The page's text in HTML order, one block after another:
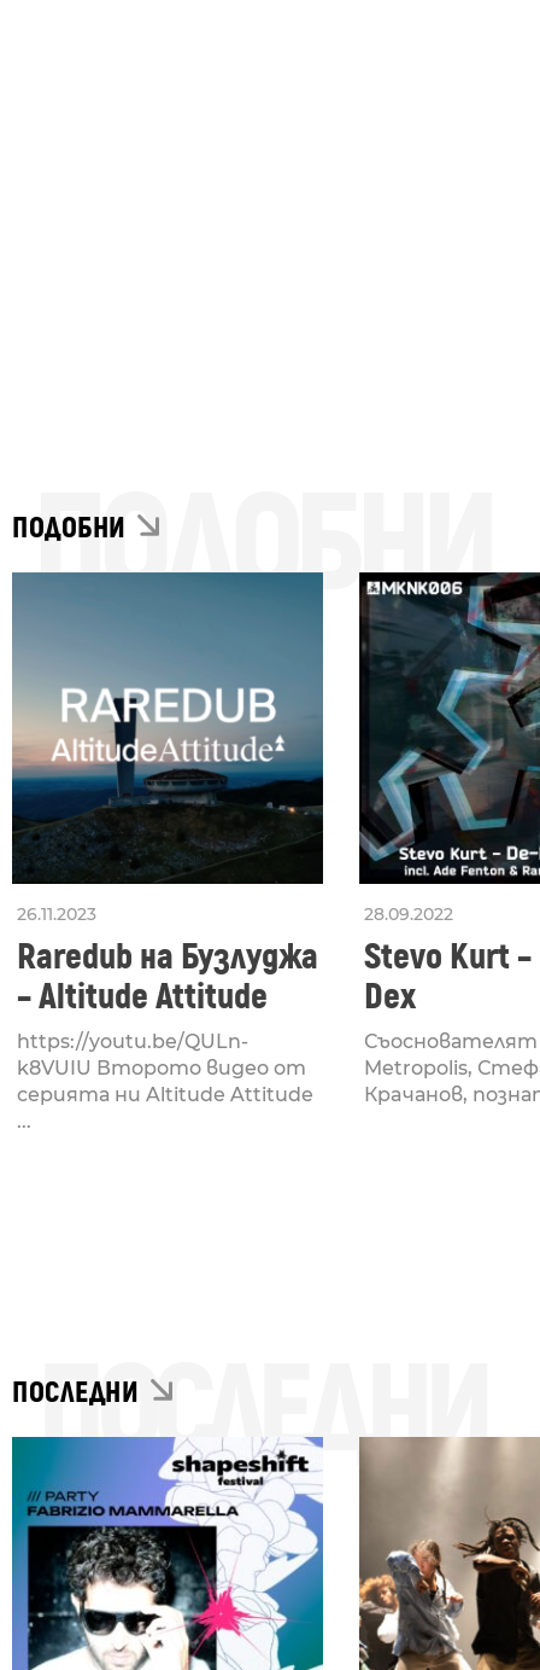
ПОДОБНИ
ПОДОБНИ
26.11.2023
Raredub на Бузлуджа
– Altitude Attitude
https://youtu.be/QULn-
k8VUIU Второто видео от
серията ни Altitude Attitude
...
28.09.2022
Stevo Kurt
Dex
Съоснователят
Metropolis,
Крaчанов,
ПОСЛЕДНИ
ПОСЛЕДНИ